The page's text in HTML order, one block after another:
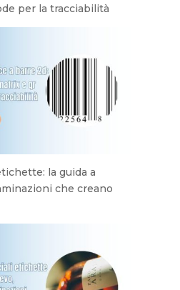
per la tracciabilità
la guida a
che creano